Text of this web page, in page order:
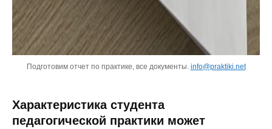
Подготовим отчет по практике, все документы. info@praktiki.net
Характеристика студента
педагогической практики может